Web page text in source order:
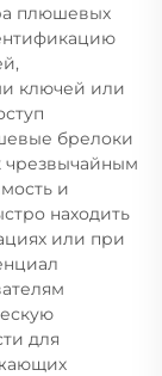
плюшевых
ключей или
брелоки
чрезвычайным
и
находить
или при
для